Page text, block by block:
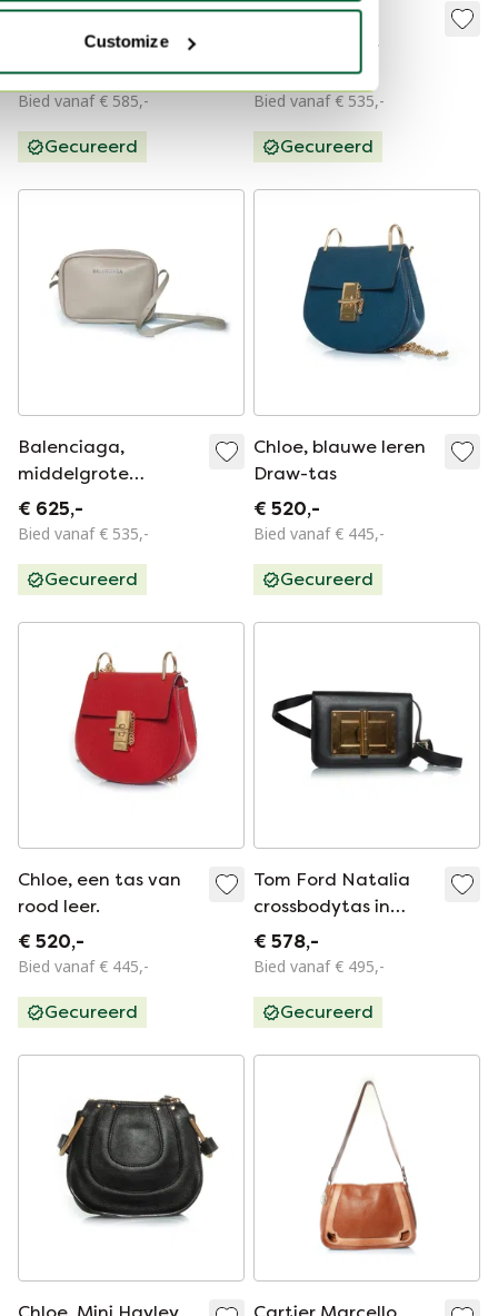
Customize
Balenciaga
cameratas met BB-
monogram in beige
€ 683,-
Bied vanaf € 585,-
Gecureerd
Balenciaga,
cameratas voor
dagelijks gebruik in
€ 625,-
Bied vanaf € 535,-
Gecureerd
Balenciaga,
middelgrote
cameratas voor
dagelijks gebruik
€ 625,-
Bied vanaf € 535,-
Gecureerd
Chloe, blauwe leren
Draw-tas
€ 520,-
Bied vanaf € 445,-
Gecureerd
Chloe, een tas van
rood leer.
€ 520,-
Bied vanaf € 445,-
Gecureerd
Tom Ford Natalia
crossbodytas in
zwart
€ 578,-
Bied vanaf € 495,-
Gecureerd